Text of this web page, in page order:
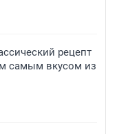
рецепт
самым вкусом из